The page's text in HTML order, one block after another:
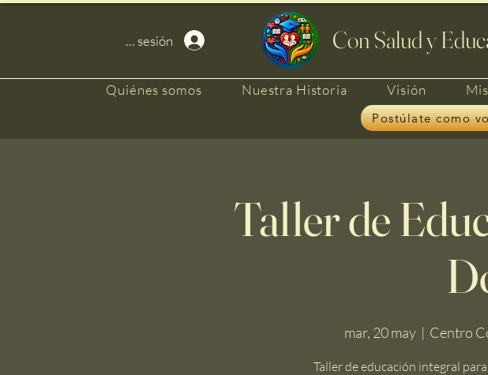
Iniciar sesión Con Salud y
Quiénes somos Nuestra Historia Visión
Postúlate como
Taller de
mar, 20 may
  |
Centro
Taller de educación integral